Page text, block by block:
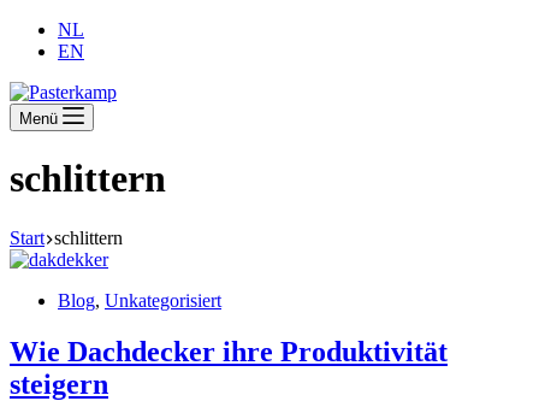
NL
EN
Menü
schlittern
Start schlittern
Blog, Unkategorisiert
Wie Dachdecker ihre Produktivität
steigern